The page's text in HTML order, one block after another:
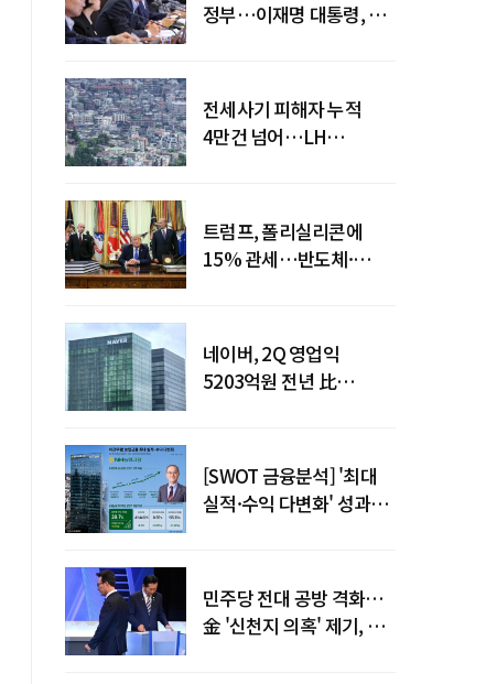
정부…이재명 대통령, 2차
전세사기 피해자 누적
4만건 넘어…LH
트럼프, 폴리실리콘에
15% 관세…반도체·
네이버, 2Q 영업익
5203억원 전년 比
[SWOT 금융분석] '최대
실적·수익 다변화' 성과…
민주당 전대 공방 격화…
金 '신천지 의혹' 제기, 鄭